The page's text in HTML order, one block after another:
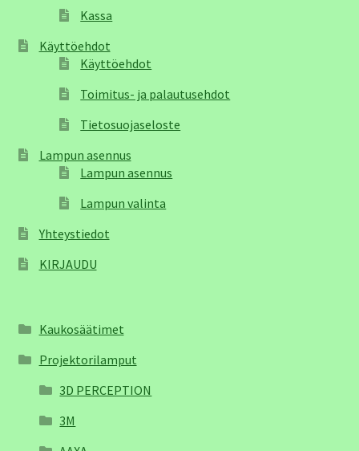
Kassa
Käyttöehdot
Käyttöehdot
Toimitus- ja palautusehdot
Tietosuojaseloste
Lampun asennus
Lampun asennus
Lampun valinta
Yhteystiedot
KIRJAUDU
Kaukosäätimet
Projektorilamput
3D PERCEPTION
3M